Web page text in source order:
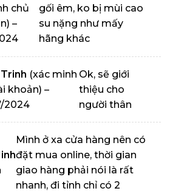
chủ
–
gối êm, ko bị mùi cao
su nặng như mấy
hãng khác
(xác minh
khoản) –
2024
Ok, sẽ giới
thiệu cho
người thân
Mình ở xa cửa hàng nên có
đặt mua online, thời gian
giao hàng phải nói là rất
nhanh, đi tỉnh chỉ có 2